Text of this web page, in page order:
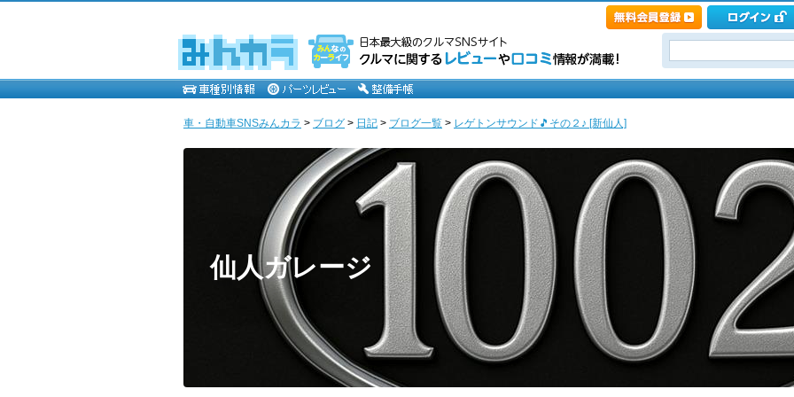
車・自動車SNSみんカラ > ブログ > 日記 > ブログ一覧 > レゲトンサウンド🎵その２♪ [新仙人]
仙人ガレージ